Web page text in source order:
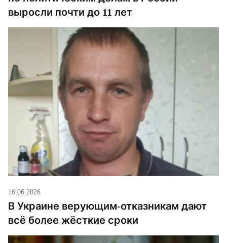
выросли почти до 11 лет
16.06.2026
В Украине верующим-отказникам дают
всё более жёсткие сроки